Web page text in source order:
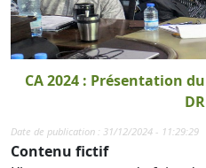
CA 2024 : Présentation
Date de publication : 31/12/2024 - 11:29:29
Contenu fictif